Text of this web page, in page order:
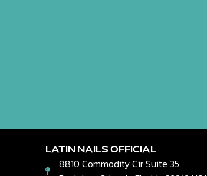
LATIN NAILS OFFICIAL
8810 Commodity Cir Suite 35